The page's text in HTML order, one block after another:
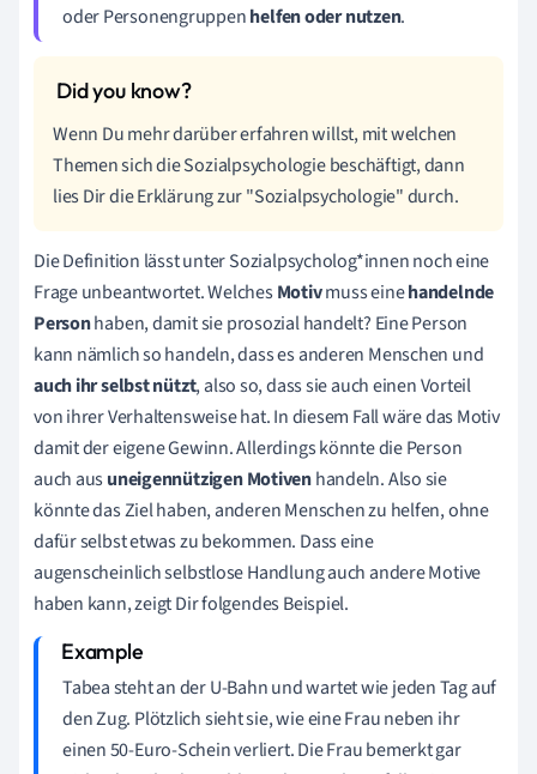
oder Personengruppenhelfen oder nutzen.
Wenn Du mehr darüber erfahren willst, mit welchen
Themen sich die Sozialpsychologie beschäftigt, dann
lies Dir die Erklärung zur "Sozialpsychologie" durch.
Die Definition lässt unter Sozialpsycholog*innen noch eine
Frage unbeantwortet. WelchesMotivmuss einehandelnde
Personhaben, damit sie prosozial handelt? Eine Person
kann nämlich so handeln, dass es anderen Menschen und
auch ihr selbst nützt, also so, dass sie auch einen Vorteil
von ihrer Verhaltensweise hat. In diesem Fall wäre das Motiv
damit der eigene Gewinn. Allerdings könnte die Person
auch ausuneigennützigen Motivenhandeln. Also sie
könnte das Ziel haben, anderen Menschen zu helfen, ohne
dafür selbst etwas zu bekommen. Dass eine
augenscheinlich selbstlose Handlung auch andere Motive
haben kann, zeigt Dir folgendes Beispiel.
Tabea steht an der U-Bahn und wartet wie jeden Tag auf
den Zug. Plötzlich sieht sie, wie eine Frau neben ihr
einen 50-Euro-Schein verliert. Die Frau bemerkt gar